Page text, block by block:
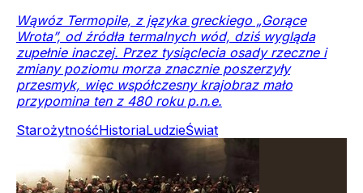
Wąwóz Termopile, z języka greckiego „Gorące
Wrota”, od źródła termalnych wód, dziś wygląda
zupełnie inaczej. Przez tysiąclecia osady rzeczne i
zmiany poziomu morza znacznie poszerzyły
przesmyk, więc współczesny krajobraz mało
przypomina ten z 480 roku p.n.e.
StarożytnośćHistoriaLudzieŚwiat